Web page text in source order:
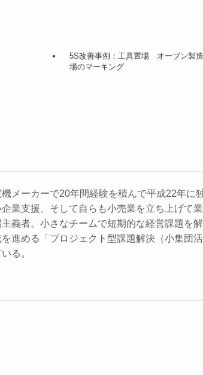
5S改善事例：工具置場 オーブン製
場のマーキング
メーカーで20年間経験を積んで平成22年に
業支援、そして自らも小売業を立ち上げて
義者。小さなチームで短期的な経営課題を
進める「プロジェクト型課題解決（小集団
る。